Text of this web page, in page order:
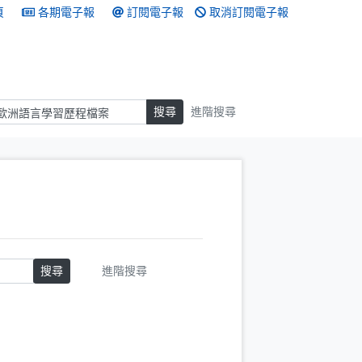
各期電子報 訂閱電子報 取消訂閱電子報
搜尋 進階搜尋
搜尋 進階搜尋